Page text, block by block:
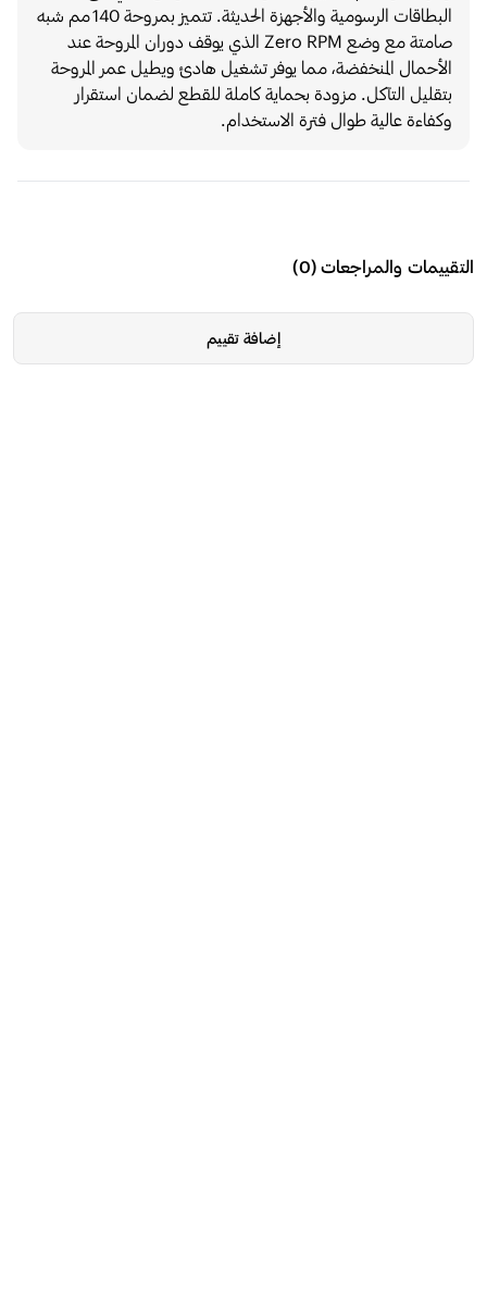
البطاقات الرسومية والأجهزة الحديثة. تتميز بمروحة 140 مم شبه
صامتة مع وضع Zero RPM الذي يوقف دوران المروحة عند
الأحمال المنخفضة، مما يوفر تشغيل هادئ ويطيل عمر المروحة
بتقليل التآكل. مزودة بحماية كاملة للقطع لضمان استقرار
وكفاءة عالية طوال فترة الاستخدام.
التقييمات والمراجعات(
0
)
إضافة تقييم